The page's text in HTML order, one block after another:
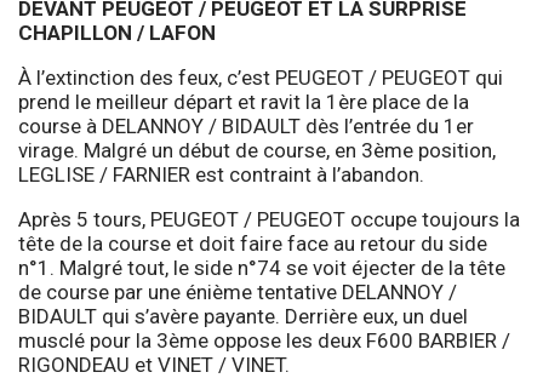
DEVANT PEUGEOT / PEUGEOT ET LA SURPRISE
CHAPILLON / LAFON
À l’extinction des feux, c’est PEUGEOT / PEUGEOT qui
prend le meilleur départ et ravit la 1ère place de la
course à DELANNOY / BIDAULT dès l’entrée du 1er
virage. Malgré un début de course, en 3ème position,
LEGLISE / FARNIER est contraint à l’abandon.
Après 5 tours, PEUGEOT / PEUGEOT occupe toujours la
tête de la course et doit faire face au retour du side
n°1. Malgré tout, le side n°74 se voit éjecter de la tête
de course par une énième tentative DELANNOY /
BIDAULT qui s’avère payante. Derrière eux, un duel
musclé pour la 3ème oppose les deux F600 BARBIER /
RIGONDEAU et VINET / VINET.